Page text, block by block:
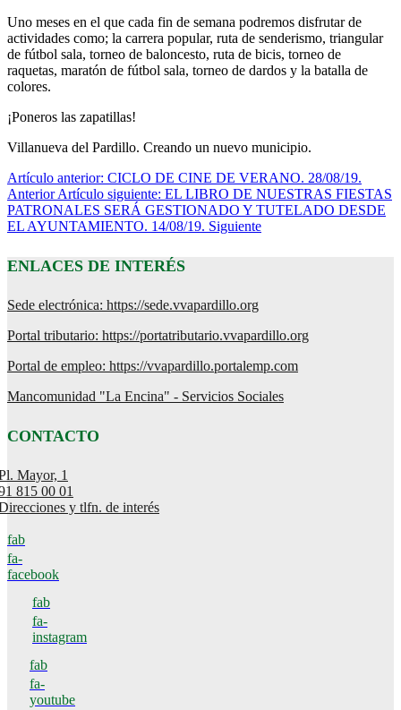
Uno meses en el que cada fin de semana podremos disfrutar de
actividades como; la carrera popular, ruta de senderismo, triangular
de fútbol sala, torneo de baloncesto, ruta de bicis, torneo de
raquetas, maratón de fútbol sala, torneo de dardos y la batalla de
colores.
¡Poneros las zapatillas!
Villanueva del Pardillo. Creando un nuevo municipio.
Artículo anterior: CICLO DE CINE DE VERANO. 28/08/19.
Anterior Artículo siguiente: EL LIBRO DE NUESTRAS FIESTAS
PATRONALES SERÁ GESTIONADO Y TUTELADO DESDE
EL AYUNTAMIENTO. 14/08/19. Siguiente
ENLACES DE INTERÉS
Sede electrónica: https://sede.vvapardillo.org
Portal tributario: https://portatributario.vvapardillo.org
Portal de empleo: https://vvapardillo.portalemp.com
Mancomunidad "La Encina" - Servicios Sociales
CONTACTO
Mayor, 1
815 00 01
y tlfn. de interés
fab
fa-
facebook
fab
fa-
instagram
fab
fa-
youtube